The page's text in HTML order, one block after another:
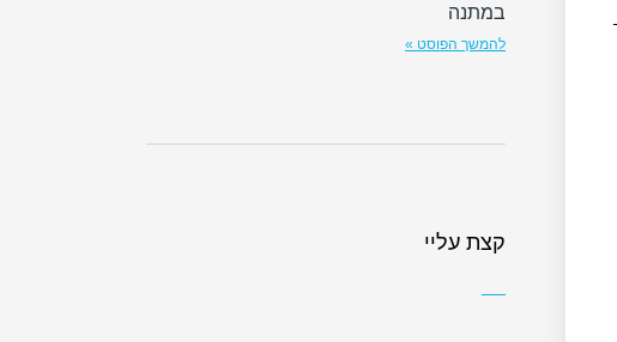
במתנה
להמשך הפוסט »
קצת עליי